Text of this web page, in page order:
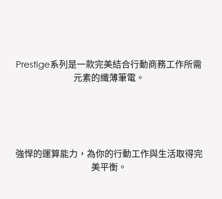
Prestige系列是一款完美結合行動商務工作所需
元素的纖薄筆電。
強悍的運算能力，為你的行動工作與生活取得完
美平衡。